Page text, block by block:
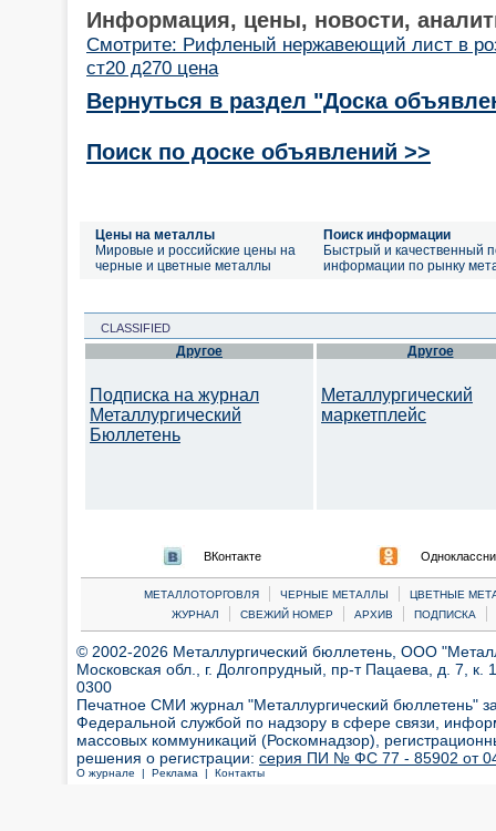
Информация, цены, новости,
Смотрите: Рифленый нержавеющий лист в
ст20 д270 цена
Вернуться в раздел "Доска
Поиск по доске объявлений >>
Цены на металлы
Мировые и российские цены на
черные и цветные металлы
Поиск информации
Быстрый и качественный
информации по рынку
CLASSIFIED
Другое
Подписка на журнал
Металлургический
Бюллетень
Другое
Металлургический
маркетплейс
ВКонтакте
МЕТАЛЛОТОРГОВЛЯ | ЧЕРНЫЕ МЕТАЛЛЫ |
ЦВЕТНЫЕ
ЖУРНАЛ
| СВЕЖИЙ НОМЕР | АРХИВ | ПОДПИСКА |
© 2002-2026 Металлургический бюллетень, ООО
Московская обл., г. Долгопрудный, пр-т Пацаева, д. 7,
0300
Печатное СМИ журнал "Металлургический бюллетень"
Федеральной службой по надзору в сфере связи,
массовых коммуникаций (Роскомнадзор),
решения о регистрации: серия ПИ № ФС 77 - 85902 от 04
О журнале | Реклама | Контакты